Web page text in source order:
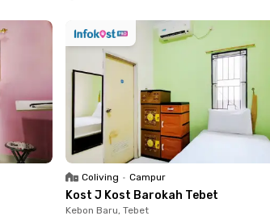
Coliving • Campur
Kost J Kost Barokah Tebet
Kebon Baru, Tebet